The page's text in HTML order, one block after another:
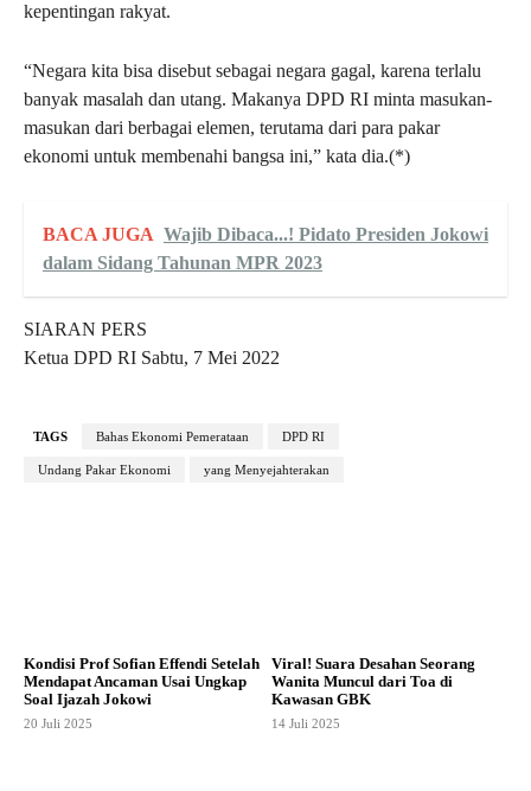
kepentingan rakyat.
“Negara kita bisa disebut sebagai negara gagal, karena terlalu
banyak masalah dan utang. Makanya DPD RI minta masukan-
masukan dari berbagai elemen, terutama dari para pakar
ekonomi untuk membenahi bangsa ini,” kata dia.(*)
BACA JUGA Wajib Dibaca...! Pidato Presiden Jokowi
dalam Sidang Tahunan MPR 2023
SIARAN PERS
Ketua DPD RI Sabtu, 7 Mei 2022
TAGS Bahas Ekonomi Pemerataan DPD RI
Undang Pakar Ekonomi yang Menyejahterakan
Kondisi Prof Sofian Effendi Setelah
Mendapat Ancaman Usai Ungkap
Soal Ijazah Jokowi
20 Juli 2025
Viral! Suara Desahan Seorang
Wanita Muncul dari Toa di
Kawasan GBK
14 Juli 2025